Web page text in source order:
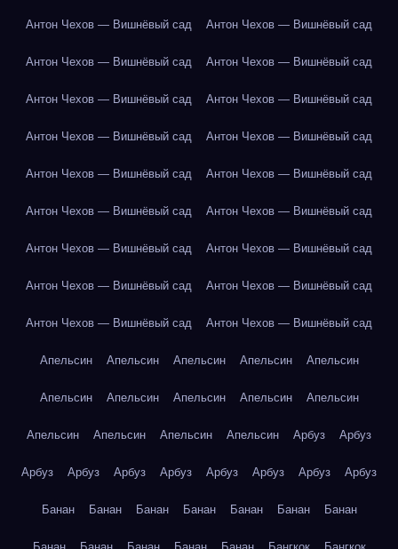
Антон Чехов — Вишнёвый сад Антон Чехов — Вишнёвый сад
Антон Чехов — Вишнёвый сад Антон Чехов — Вишнёвый сад
Антон Чехов — Вишнёвый сад Антон Чехов — Вишнёвый сад
Антон Чехов — Вишнёвый сад Антон Чехов — Вишнёвый сад
Антон Чехов — Вишнёвый сад Антон Чехов — Вишнёвый сад
Антон Чехов — Вишнёвый сад Антон Чехов — Вишнёвый сад
Антон Чехов — Вишнёвый сад Антон Чехов — Вишнёвый сад
Антон Чехов — Вишнёвый сад Антон Чехов — Вишнёвый сад
Антон Чехов — Вишнёвый сад Антон Чехов — Вишнёвый сад
Апельсин Апельсин Апельсин Апельсин Апельсин
Апельсин Апельсин Апельсин Апельсин Апельсин
Апельсин Апельсин Апельсин Апельсин Арбуз Арбуз
Арбуз Арбуз Арбуз Арбуз Арбуз Арбуз Арбуз Арбуз
Банан Банан Банан Банан Банан Банан Банан